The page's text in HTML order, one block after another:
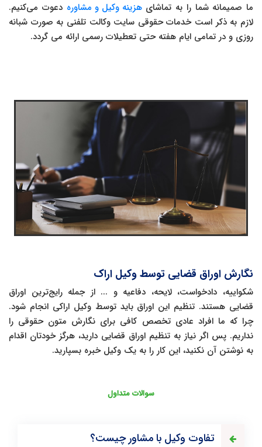
ما صمیمانه شما را به تماشایهزینه وکیل و مشاوره دعوت می‌کنیم.
لازم به ذکر است خدمات حقوقی سایت وکالت تلفنی به صورت شبانه
روزی و در تمامی ایام هفته حتی تعطیلات رسمی ارائه می گردد.
نگارش اوراق قضایی توسط وکیل اراک
شکواییه، دادخواست، لایحه، دفاعیه و ... از جمله رایج‌ترین اوراق
قضایی هستند. تنظیم این اوراق باید توسط وکیل اراکی انجام شود.
چرا که ما افراد عادی تخصص کافی برای نگارش متون حقوقی را
نداریم. پس اگر نیاز به تنظیم اوراق قضایی دارید، هرگز خودتان اقدام
به نوشتن آن نکنید، این کار را به یک وکیل خبره بسپارید.
سوالات متداول
تفاوت وکیل با مشاور چیست؟